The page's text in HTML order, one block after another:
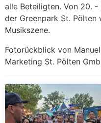
alle Beteiligten. Von 20.
der Greenpark St.
Musikszene.
Fotorückblick von
Marketing St. Pölten